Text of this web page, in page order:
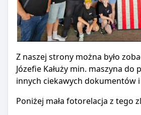
Z naszej strony można było
Józefie Kałuży min. maszyna do
innych ciekawych dokumentów
Poniżej mała fotorelacja z tego